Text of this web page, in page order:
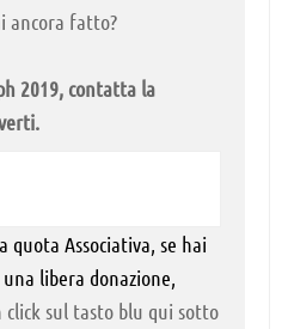
ancora fatto?
2019, contatta la
quota Associativa, se hai
libera donazione,
sul tasto blu qui sotto